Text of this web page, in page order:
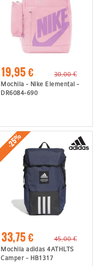
19,95 €
30,00 €
Mochila - Nike Elemental -
DR6084-690
-25%
33,75 €
45,00 €
Mochila adidas 4ATHLTS
Camper - HB1317